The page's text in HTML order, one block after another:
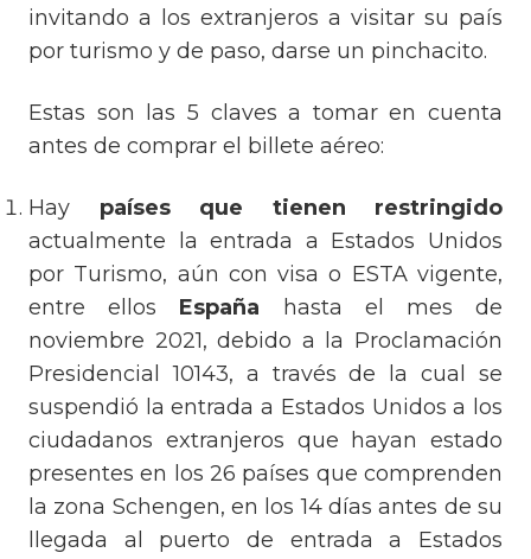
invitando a los extranjeros a visitar su país
por turismo y de paso, darse un pinchacito.
Estas son las 5 claves a tomar en cuenta
antes de comprar el billete aéreo:
Hay países que tienen restringido
actualmente la entrada a Estados Unidos
por Turismo, aún con visa o ESTA vigente,
entre ellos España hasta el mes de
noviembre 2021, debido a la Proclamación
Presidencial 10143, a través de la cual se
suspendió la entrada a Estados Unidos a los
ciudadanos extranjeros que hayan estado
presentes en los 26 países que comprenden
la zona Schengen, en los 14 días antes de su
llegada al puerto de entrada a Estados